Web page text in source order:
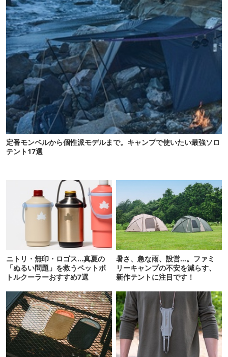
定番モンベルから個性派モデルまで。キャンプで使いたい最強ソロ
テント17選
ニトリ・無印・ロゴス…真夏の
「ぬるい問題」を救うペットボ
トルクーラーおすすめ7選
暑さ、急な雨、設営…。ファミ
リーキャンプの不安を減らす、
新作テントに注目です！